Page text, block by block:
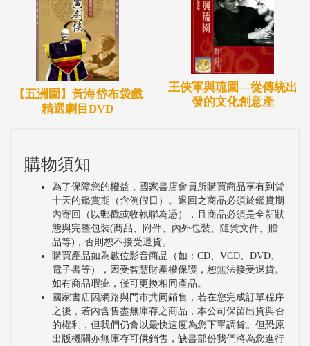
【五洲園】黃海岱布袋戲
精選劇目DVD
王俠軍與琉園—從傳統出
發的文化創意產
購物須知
為了保障您的權益，國家書店會員所購買商品享有到貨
十天的鑑賞期（含例假日）。退回之商品必須於鑑賞期
內寄回（以郵戳或收執聯為憑），且商品必須是全新狀
態與完整包裝(商品、附件、內外包裝、隨貨文件、贈
品等)，否則恕不接受退貨。
購買產品如為數位影音商品（如：CD、VCD、DVD、
電子書等），因受智慧財產權保護，恕無法接受退貨。
如有商品瑕疵，僅可更換相同產品。
國家書店因網路與門市共同銷售，若在您完成訂單程序
之後，若內含售盡無庫存之商品，本公司保留出貨與否
的權利，但我們仍會以最快速度為您下單調貨。但恐原
出版機關亦無庫存可供銷售，缺書部份我們將為您進行